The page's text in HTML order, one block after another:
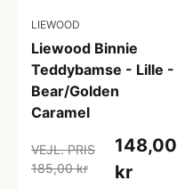
LIEWOOD
Liewood Binnie
Teddybamse - Lille -
Bear/Golden
Caramel
VEJL. PRIS
185,00 kr
148,00
kr